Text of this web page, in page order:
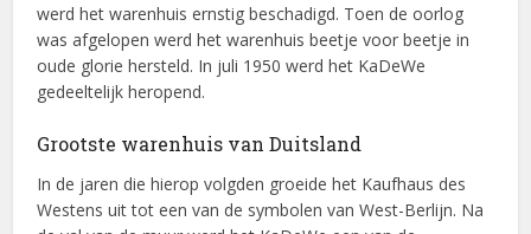
werd het warenhuis ernstig beschadigd. Toen de oorlog
was afgelopen werd het warenhuis beetje voor beetje in
oude glorie hersteld. In juli 1950 werd het KaDeWe
gedeeltelijk heropend.
Grootste warenhuis van Duitsland
In de jaren die hierop volgden groeide het Kaufhaus des
Westens uit tot een van de symbolen van West-Berlijn. Na